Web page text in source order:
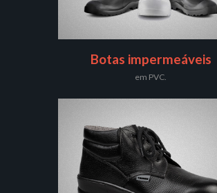
Botas impermeáveis
em PVC.